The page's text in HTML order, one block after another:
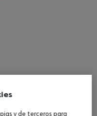
y de terceros para